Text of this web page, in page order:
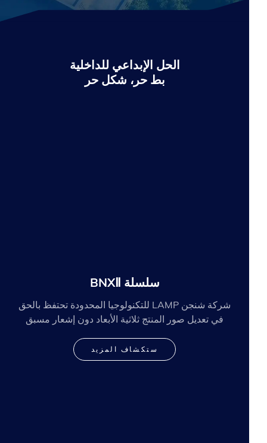
الحل الإبداعي للداخلية
بط حر، شكل حر
سلسلة BNXⅡ
شركة شنجن LAMP للتكنولوجيا المحدودة تحتفظ بالحق
في تعديل صور المنتج ثلاثية الأبعاد دون إشعار مسبق
ستكشاف المزيد